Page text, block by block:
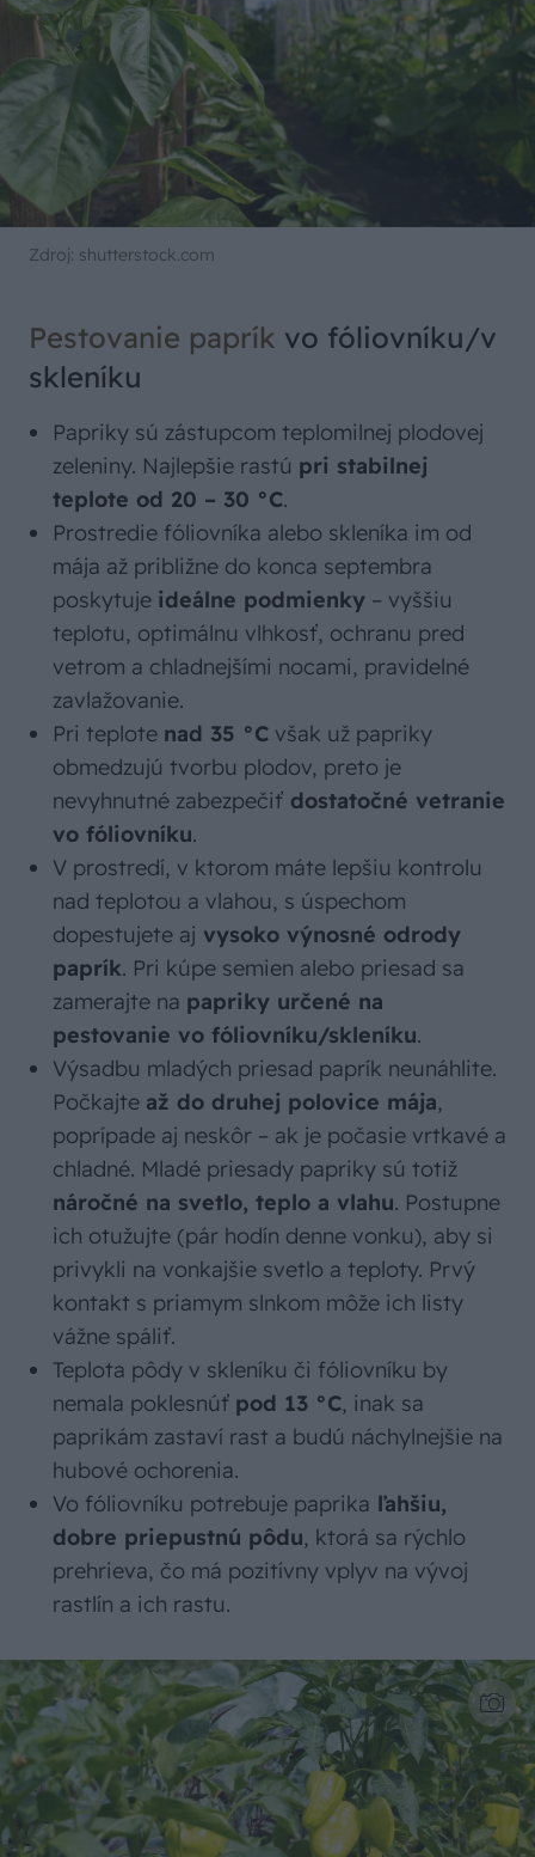
Zdroj: shutterstock.com
Pestovanie paprík vo fóliovníku/v
skleníku
Papriky sú zástupcom teplomilnej plodovej
zeleniny. Najlepšie rastú pri stabilnej
teplote od 20 – 30 °C.
Prostredie fóliovníka alebo skleníka im od
mája až približne do konca septembra
poskytuje ideálne podmienky – vyššiu
teplotu, optimálnu vlhkosť, ochranu pred
vetrom a chladnejšími nocami, pravidelné
zavlažovanie.
Pri teplote nad 35 °C však už papriky
obmedzujú tvorbu plodov, preto je
nevyhnutné zabezpečiť dostatočné vetranie
vo fóliovníku.
V prostredí, v ktorom máte lepšiu kontrolu
nad teplotou a vlahou, s úspechom
dopestujete aj vysoko výnosné odrody
paprík. Pri kúpe semien alebo priesad sa
zamerajte na papriky určené na
pestovanie vo fóliovníku/skleníku.
Výsadbu mladých priesad paprík neunáhlite.
Počkajte až do druhej polovice mája,
poprípade aj neskôr – ak je počasie vrtkavé a
chladné. Mladé priesady papriky sú totiž
náročné na svetlo, teplo a vlahu. Postupne
ich otužujte (pár hodín denne vonku), aby si
privykli na vonkajšie svetlo a teploty. Prvý
kontakt s priamym slnkom môže ich listy
vážne spáliť.
Teplota pôdy v skleníku či fóliovníku by
nemala poklesnúť pod 13 °C, inak sa
paprikám zastaví rast a budú náchylnejšie na
hubové ochorenia.
Vo fóliovníku potrebuje paprika ľahšiu,
dobre priepustnú pôdu, ktorá sa rýchlo
prehrieva, čo má pozitívny vplyv na vývoj
rastlín a ich rastu.